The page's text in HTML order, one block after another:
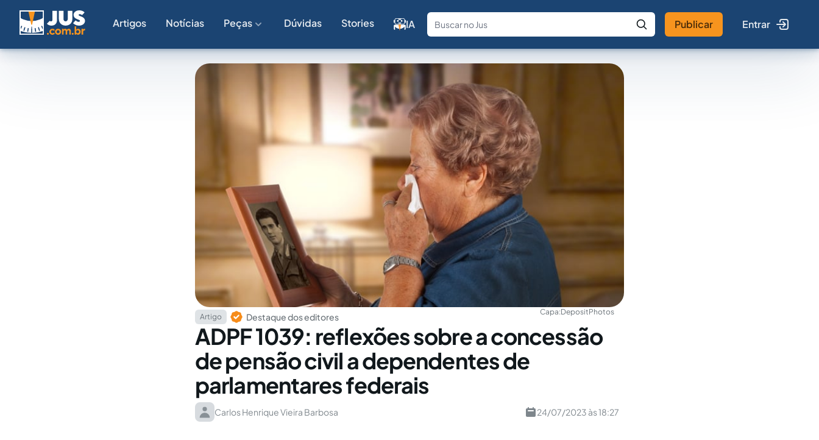
Artigos Notícias Peças Dúvidas Stories IA
Fale com a IA Buscar no Jus
Publicar Entrar
Capa:DepositPhotos
Artigo Destaque dos editores
ADPF 1039: reflexões sobre a concessão
de pensão civil a dependentes de
parlamentares federais
Carlos Henrique Vieira Barbosa 24/07/2023 às 18:27